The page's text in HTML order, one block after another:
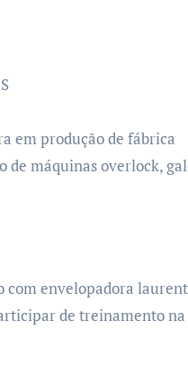
em produção de fábrica
máquinas overlock,
com envelopadora
de treinamento na